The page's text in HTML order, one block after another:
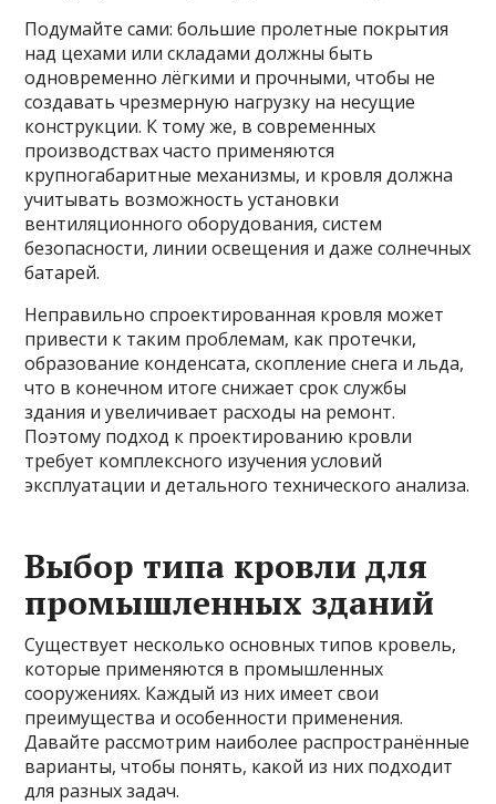
Подумайте сами: большие пролетные покрытия
над цехами или складами должны быть
одновременно лёгкими и прочными, чтобы не
создавать чрезмерную нагрузку на несущие
конструкции. К тому же, в современных
производствах часто применяются
крупногабаритные механизмы, и кровля должна
учитывать возможность установки
вентиляционного оборудования, систем
безопасности, линии освещения и даже солнечных
батарей.
Неправильно спроектированная кровля может
привести к таким проблемам, как протечки,
образование конденсата, скопление снега и льда,
что в конечном итоге снижает срок службы
здания и увеличивает расходы на ремонт.
Поэтому подход к проектированию кровли
требует комплексного изучения условий
эксплуатации и детального технического анализа.
Выбор типа кровли для
промышленных зданий
Существует несколько основных типов кровель,
которые применяются в промышленных
сооружениях. Каждый из них имеет свои
преимущества и особенности применения.
Давайте рассмотрим наиболее распространённые
варианты, чтобы понять, какой из них подходит
для разных задач.